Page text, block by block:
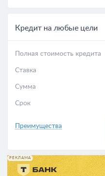
Кредит на любые цели
Полная стоимость кредита
Ставка
Сумма
Срок
Преимущества
РЕКЛАМА